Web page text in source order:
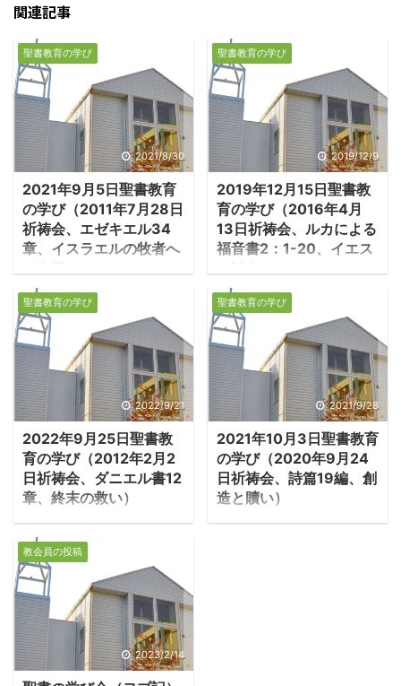
関連記事
聖書教育の学び
2021/8/30
2021年9月5日聖書教育
の学び（2011年7月28日
祈祷会、エゼキエル34
章、イスラエルの牧者へ
１．自分を養う牧者
・エゼキエル34章は、自
分を養うが民を養わなか
ったイスラエルの牧者
（王や支配者）に対する
告発の書だ。類似の預言
がエレミヤ23：1-2にあ
り、エゼキエルはエレミ
ヤの預言を知り、捕囚民
のために再度預言したも
のと思われる。 －エゼキ
分自身を養うイスラエル
の牧者たちは。牧者は群
れを養うべきではない
か。お前たちは乳を飲
み、羊毛を身にまとい、
肥えた動物を屠るが、群
れを養おうとはしない。
聖書教育の学び
2019/12/9
2019年12月15日聖書教
育の学び（2016年4月
13日祈祷会、ルカによる
福音書2：1-20、イエス
1.イエスの誕生 ・イエ
スはローマ皇帝アウグス
トゥスの時代に、ユダヤ
のベツレヘムでお生まれ
になったとルカは記す。
アウグストゥスは帝国内
のすべての住民に税と兵
役を課すための住民登録
を命じ、それぞれが本籍
地への移動を強制され
た。 －ルカ2：1－3「そ
聖書教育の学び
2022/9/21
2022年9月25日聖書教
育の学び（2012年2月2
日祈祷会、ダニエル書12
章、終末の救い）
１．終わりの日の復活
の希望 ・ダニエル書が
書かれた時代、ユダヤは
シリアの支配下にあり、
シリア王アンティオコス
4世はユダヤ教の祭儀を
禁止し、律法を守ろうと
する人々を殺し、エルサ
聖書教育の学び
2021/9/28
2021年10月3日聖書教育
の学び（2020年9月24
日祈祷会、詩篇19編、創
造と贖い）
１．創造の讃美 ・詩
教会員の投稿
2023/2/14